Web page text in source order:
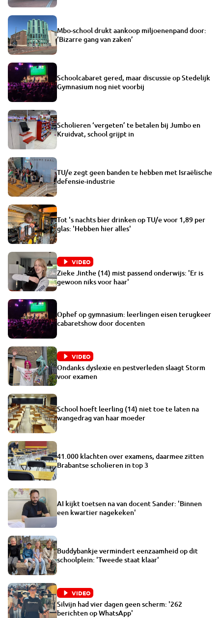
Mbo-school drukt aankoop miljoenenpand door:
‘Bizarre gang van zaken’
Schoolcabaret gered, maar discussie op Stedelijk
Gymnasium nog niet voorbij
Scholieren ‘vergeten’ te betalen bij Jumbo en
Kruidvat, school grijpt in
TU/e zegt geen banden te hebben met Israëlische
defensie-industrie
Tot 's nachts bier drinken op TU/e voor 1,89 per
glas: 'Hebben hier alles'
VIDEO
Zieke Jinthe (14) mist passend onderwijs: 'Er is
gewoon niks voor haar'
Ophef op gymnasium: leerlingen eisen terugkeer
cabaretshow door docenten
VIDEO
Ondanks dyslexie en pestverleden slaagt Storm
voor examen
School hoeft leerling (14) niet toe te laten na
wangedrag van haar moeder
41.000 klachten over examens, daarmee zitten
Brabantse scholieren in top 3
AI kijkt toetsen na van docent Sander: 'Binnen
een kwartier nagekeken'
Buddybankje vermindert eenzaamheid op dit
schoolplein: 'Tweede staat klaar'
VIDEO
Silvijn had vier dagen geen scherm: '262
berichten op WhatsApp'